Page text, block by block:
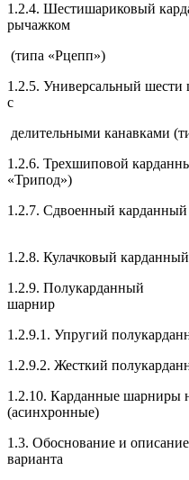
1.2.4. Шестишариковый
рычажком
(типа «Рцепп»)
1.2.5. Универсальный
с
делительными канавками
1.2.6. Трехшиповой
«Трипод»)
1.2.7. Сдвоенный
1.2.8.
1.2.9. Полукарданный
1.2.9.1. Упругий
1.2.9.2. Жесткий
1.2.10. Карданные шарниры
(асинхронные)
1.3. Обоснование и
варианта